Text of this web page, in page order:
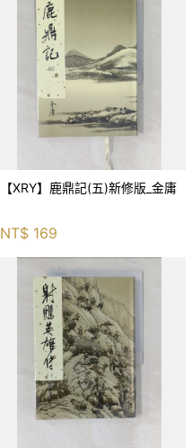
【XRY】鹿鼎記(五)新修版_金庸
NT$ 169